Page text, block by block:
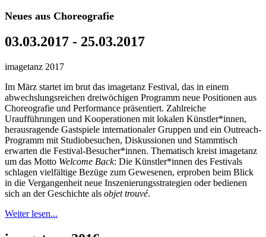
Neues aus Choreografie
03.03.2017 - 25.03.2017
imagetanz 2017
Im März startet im brut das imagetanz Festival, das in einem
abwechslungsreichen dreiwöchigen Programm neue Positionen aus
Choreografie und Performance präsentiert. Zahlreiche
Uraufführungen und Kooperationen mit lokalen Künstler*innen,
herausragende Gastspiele internationaler Gruppen und ein Outreach-
Programm mit Studiobesuchen, Diskussionen und Stammtisch
erwarten die Festival-Besucher*innen. Thematisch kreist imagetanz
um das Motto Welcome Back: Die Künstler*innen des Festivals
schlagen vielfältige Bezüge zum Gewesenen, erproben beim Blick
in die Vergangenheit neue Inszenierungsstrategien oder bedienen
sich an der Geschichte als objet trouvé.
Weiter lesen...